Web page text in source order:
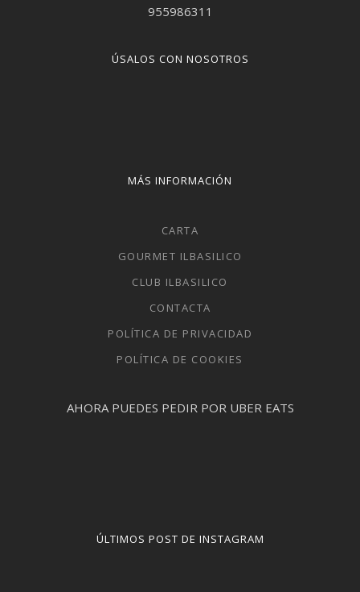
955986311
ÚSALOS CON NOSOTROS
MÁS INFORMACIÓN
CARTA
GOURMET ILBASILICO
CLUB ILBASILICO
CONTACTA
POLÍTICA DE PRIVACIDAD
POLÍTICA DE COOKIES
AHORA PUEDES PEDIR POR UBER EATS
ÚLTIMOS POST DE INSTAGRAM